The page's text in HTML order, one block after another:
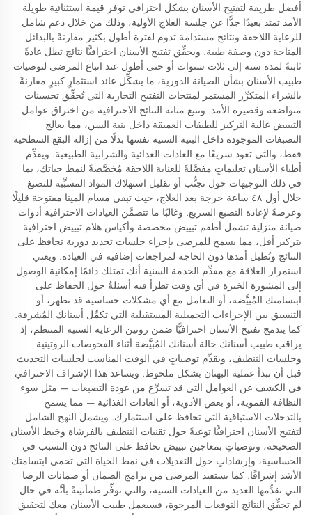
أفضل طريقة لتفتيح الأسنان بشكل احترافي توفر قيمة استثنائية طويلة
الأمد تمتد بعيدًا جدًّا عن جلسة العلاج الأولية، وذلك من خلال دعم شامل
للرعاية اللاحقة ونتائج مستدامة تدوم لفترة أطول بكثير مقارنةً بالبدائل
المتاحة دون وصفة طبية. ويحقِّق تفتيح الأسنان احترافيًّا نتائج تظل عادةً
ثابتةً لمدة سنة إلى ثلاث سنوات أو حتى أطول عند اتباع المرضى لتوصيات
طبيب الأسنان بشأن الصيانة الدورية، ما يشكِّل عائد استثمارٍ كبيرٍ مقارنةً
بالشراء المتكرِّر المستمر لمنتجات التفتيح التجارية التي تُحقِّق تحسينات
متواضعة وقصيرة الأمد. وتنبع متانة النتائج الاحترافية من اختراق عوامل
التبييض عالية التركيز للطبقات العميقة داخل بنية السن، مما يعالج
التصبغات الموجودة داخل البنية السنية نفسها بدلًا من إزالة البقع السطحية
فقط، والتي تعود سريعًا مع العادات الغذائية والشرابية الطبيعية. ويقدِّم
أطباء الأسنان تعليماتٍ مفصَّلةً للعناية اللاحقة مُخصَّصةً لنمط حياتك، بما
في ذلك التوجيهات حول تجنُّب أو تقليل استهلاك المواد المسبِّبة للتصبغ
خلال أول ٤٨ ساعة حرجة بعد العلاج، حيث تبقى مسام المينا مفتوحة قليلًا
وعرضةً لإعادة التصبغ السريع. وغالبًا ما تتضمَّن العيادات الاحترافية أدوات
صيانة منزلية تشمل أطقم تبييض مخصصة وأكياس هلام تبييض احترافية
بتركيز أقل، مما يسمح للمرضى بإجراء جلسات تجديد دورية تحافظ على
النتائج وتُطيل أمدها دون الحاجة لمراجعات إضافية في العيادة. ويعني
استمرار العلاقة مع مقدِّم الخدمة السنية أنك تمتلك دائمًا إمكانية الوصول
إلى المشورة الخبرة في أي وقت تطرأ فيه أسئلةٌ حول الحفاظ على
ابتسامتك المُبيَّضة، أو التعامل مع أي مشكلات حساسية قد تظهر، أو
التنسيق بين الإجراءات التجميلية المستقبلية التي تكمِّل أسنانك المُشرقة.
كما يندمج تفتيح الأسنان احترافيًّا ضمن روتين الرعاية السنية المنتظم، إذ
يراقب طبيب أسنانك حالة أسنانك المُبيَّضة أثناء الفحوصات الروتينية
وجلسات التنظيف، ويقدِّم توصياتٍ في الوقت المناسب لجلسات التحديث
قبل أن تبدأ عملية البهتان بشكل ملحوظ. ويساعد هذا الإشراف الاحترافي
في الكشف عن العوامل التي قد تسرِّع من عودة التصبغات — مثل سوء
النظافة الفموية، أو بعض الأدوية، أو العادات الغذائية — مما يسمح
بالتدخلات الاستباقية التي تحافظ على استثمارك. ويشمل النهج الشامل
لتفتيح الأسنان احترافيًّا توعيةً حول تقنيات التنظيف بالفرشاة وخيط الأسنان
الصحيحة، وتوصياتٍ بمعاجين تبييض تحافظ على النتائج دون التسبب في
الحساسية، وإرشاداتٍ حول التعديلات في نمط الحياة التي تحمي ابتسامتك
الأشد إشراقًا. كما يستفيد المرضى من برامج الضمان أو ضمانات الرضا
التي تقدِّمها العديد من العيادات السنية، والتي توفِّر طمأنينةً بأنَّه في حال
لم تحقِّق النتائج التوقعات المرجوة، فسيعمل طبيب الأسنان معك لتحقيق